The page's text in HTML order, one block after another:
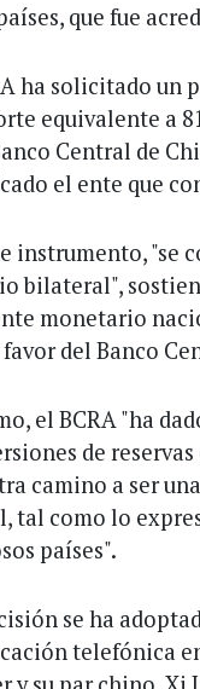
que fue
ha solicitado un
equivalente a
Central de
el ente que
instrumento, "se
bilateral",
monetario
favor del Banco
el BCRA "ha
de
camino a ser
tal como lo
países".
se ha
telefónica